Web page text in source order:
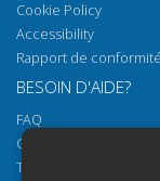
Cookie Policy
Accessibility
Rapport de
BESOIN D'AIDE?
FAQ
Comment ouvrir nos
Torrossa Reader